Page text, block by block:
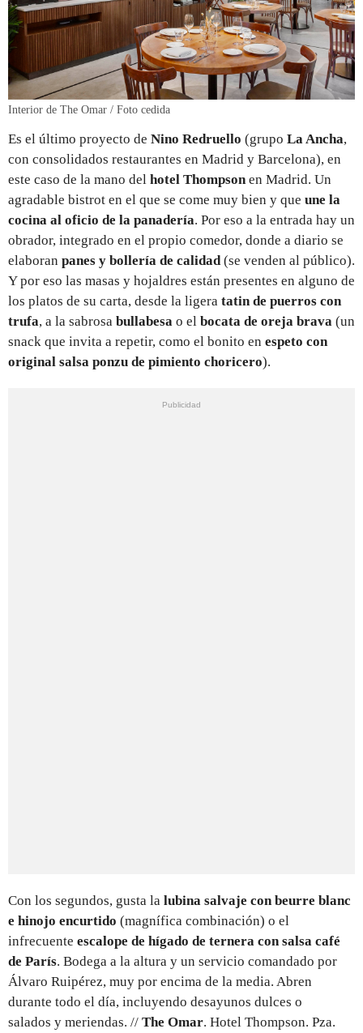
Interior de The Omar / Foto cedida
Es el último proyecto de Nino Redruello (grupo La Ancha,
con consolidados restaurantes en Madrid y Barcelona), en
este caso de la mano del hotel Thompson en Madrid. Un
agradable bistrot en el que se come muy bien y que une la
cocina al oficio de la panadería. Por eso a la entrada hay un
obrador, integrado en el propio comedor, donde a diario se
elaboran panes y bollería de calidad (se venden al público).
Y por eso las masas y hojaldres están presentes en alguno de
los platos de su carta, desde la ligera tatin de puerros con
trufa, a la sabrosa bullabesa o el bocata de oreja brava (un
snack que invita a repetir, como el bonito en espeto con
original salsa ponzu de pimiento choricero).
Con los segundos, gusta la lubina salvaje con beurre blanc
e hinojo encurtido (magnífica combinación) o el
infrecuente escalope de hígado de ternera con salsa café
de París. Bodega a la altura y un servicio comandado por
Álvaro Ruipérez, muy por encima de la media. Abren
durante todo el día, incluyendo desayunos dulces o
salados y meriendas. // The Omar. Hotel Thompson. Pza.